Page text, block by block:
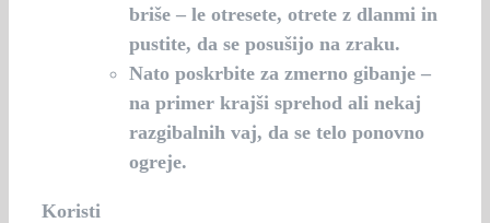
briše – le otresete, otrete z dlanmi in
pustite, da se posušijo na zraku.
Nato poskrbite za zmerno gibanje –
na primer krajši sprehod ali nekaj
razgibalnih vaj, da se telo ponovno
ogreje.
Koristi